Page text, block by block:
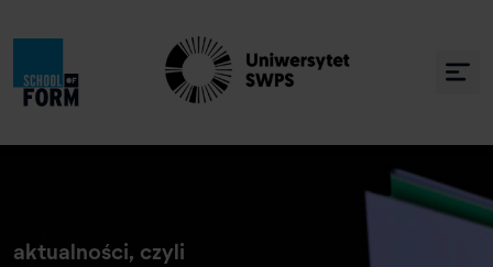
aktualności, czyli